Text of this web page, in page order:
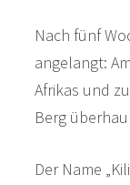
Nach fünf
angelangt: Am
Afrikas und
Berg
Der Name